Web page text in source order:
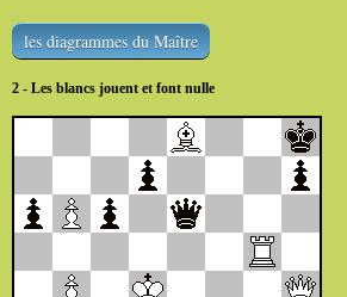
les diagrammes du Maître
2 - Les blancs jouent et font nulle